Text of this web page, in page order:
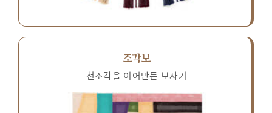
조각보
천조각을 이어만든 보자기